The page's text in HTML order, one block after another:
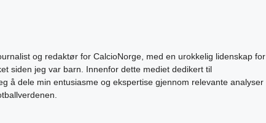
og redaktør for CalcioNorge, med en urokkelig lidenskap for
siden jeg var barn. Innenfor dette mediet dedikert til
å dele min entusiasme og ekspertise gjennom relevante analyser